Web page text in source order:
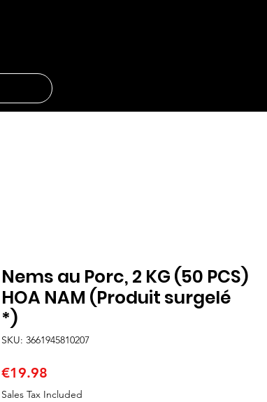
Nems au Porc, 2 KG (50 PCS)
HOA NAM (Produit surgelé
*)
SKU: 3661945810207
€19.98
Sales Tax Included